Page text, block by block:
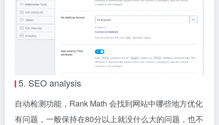
5. SEO analysis
自动检测功能，Rank Math 会找到网站中哪些地方优化
有问题，一般保持在80分以上就没什么大的问题，也不